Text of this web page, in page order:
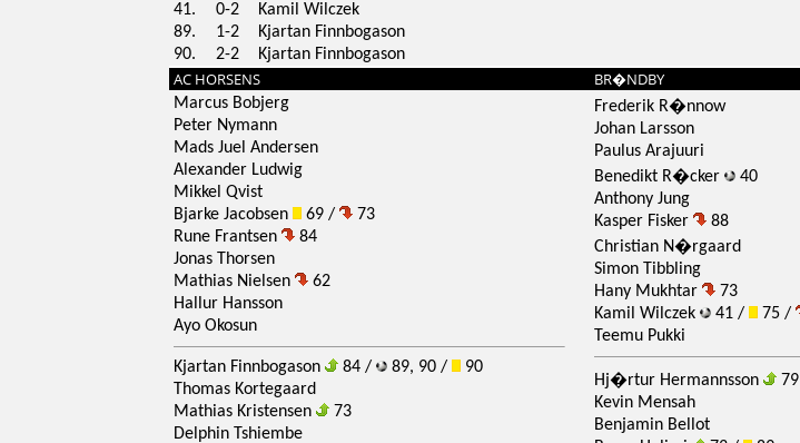
41.
0-2
Kamil Wilczek
89.
1-2
Kjartan Finnbogason
90.
2-2 Kjartan Finnbogason
AC HORSENS BR�NDBY
Marcus Bobjerg
Peter Nymann
Mads Juel Andersen
Alexander Ludwig
Mikkel Qvist
Bjarke Jacobsen
69 /
73
Rune Frantsen
84
Jonas Thorsen
Mathias Nielsen
62
Hallur Hansson
Ayo Okosun
Kjartan Finnbogason 84 / 89, 90 /
90
Thomas Kortegaard
Mathias Kristensen
73
Delphin Tshiembe
Frederik R�nnow
Johan Larsson
Paulus Arajuuri
Benedikt R�cker
40
Anthony Jung
Kasper Fisker
88
Christian N�rgaard
Simon Tibbling
Hany Mukhtar
73
Kamil Wilczek
41 / 75 /
Teemu Pukki
Hj�rtur Hermannsson
79
Kevin Mensah
Benjamin Bellot